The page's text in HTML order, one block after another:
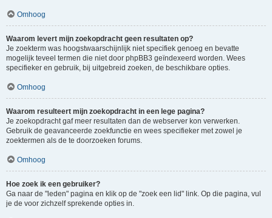
Omhoog
Waarom levert mijn zoekopdracht geen resultaten op?
Je zoekterm was hoogstwaarschijnlijk niet specifiek genoeg en bevatte
mogelijk teveel termen die niet door phpBB3 geïndexeerd worden. Wees
specifieker en gebruik, bij uitgebreid zoeken, de beschikbare opties.
Omhoog
Waarom resulteert mijn zoekopdracht in een lege pagina?
Je zoekopdracht gaf meer resultaten dan de webserver kon verwerken.
Gebruik de geavanceerde zoekfunctie en wees specifieker met zowel je
zoektermen als de te doorzoeken forums.
Omhoog
Hoe zoek ik een gebruiker?
Ga naar de "leden" pagina en klik op de "zoek een lid" link. Op die pagina, vul
je de voor zichzelf sprekende opties in.